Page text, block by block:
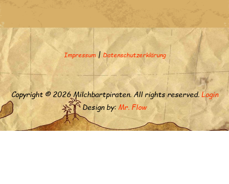
Impressum| Datenschutzerklärung
Copyright © 2026 Milchbartpiraten. All rights reserved.Login
Design by: Mr. Flow